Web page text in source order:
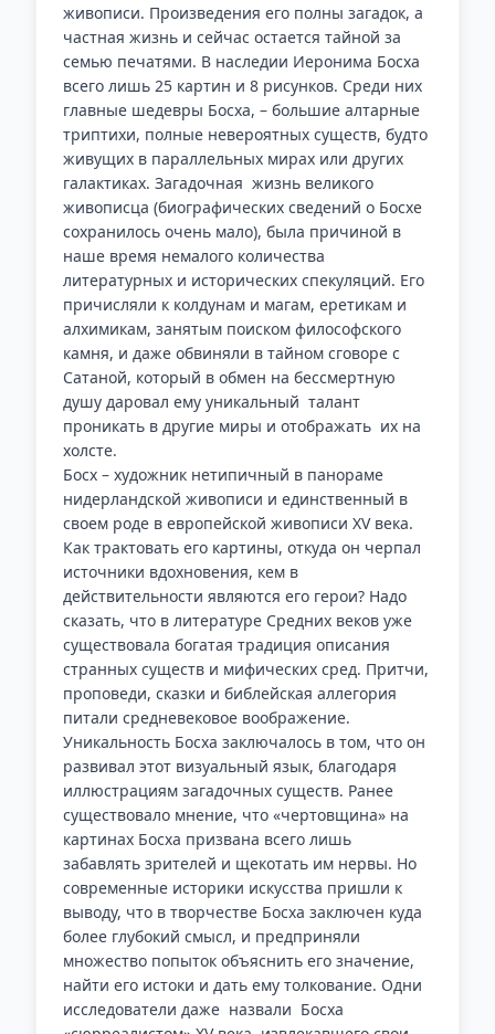
живописи. Произведения его полны загадок, а
частная жизнь и сейчас остается тайной за
семью печатями. В наследии Иеронима Босха
всего лишь 25 картин и 8 рисунков. Среди них
главные шедевры Босха, – большие алтарные
триптихи, полные невероятных существ, будто
живущих в параллельных мирах или других
галактиках. Загадочная жизнь великого
живописца (биографических сведений о Босхе
сохранилось очень мало), была причиной в
наше время немалого количества
литературных и исторических спекуляций. Его
причисляли к колдунам и магам, еретикам и
алхимикам, занятым поиском философского
камня, и даже обвиняли в тайном сговоре с
Сатаной, который в обмен на бессмертную
душу даровал ему уникальный талант
проникать в другие миры и отображать их на
холсте.
Босх – художник нетипичный в панораме
нидерландской живописи и единственный в
своем роде в европейской живописи XV века.
Как трактовать его картины, откуда он черпал
источники вдохновения, кем в
действительности являются его герои? Надо
сказать, что в литературе Средних веков уже
существовала богатая традиция описания
странных существ и мифических сред. Притчи,
проповеди, сказки и библейская аллегория
питали средневековое воображение.
Уникальность Босха заключалось в том, что он
развивал этот визуальный язык, благодаря
иллюстрациям загадочных существ. Ранее
существовало мнение, что «чертовщина» на
картинах Босха призвана всего лишь
забавлять зрителей и щекотать им нервы. Но
современные историки искусства пришли к
выводу, что в творчестве Босха заключен куда
более глубокий смысл, и предприняли
множество попыток объяснить его значение,
найти его истоки и дать ему толкование. Одни
исследователи даже назвали Босха